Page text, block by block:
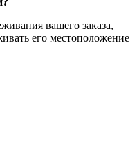
вашего заказа,
его местоположение